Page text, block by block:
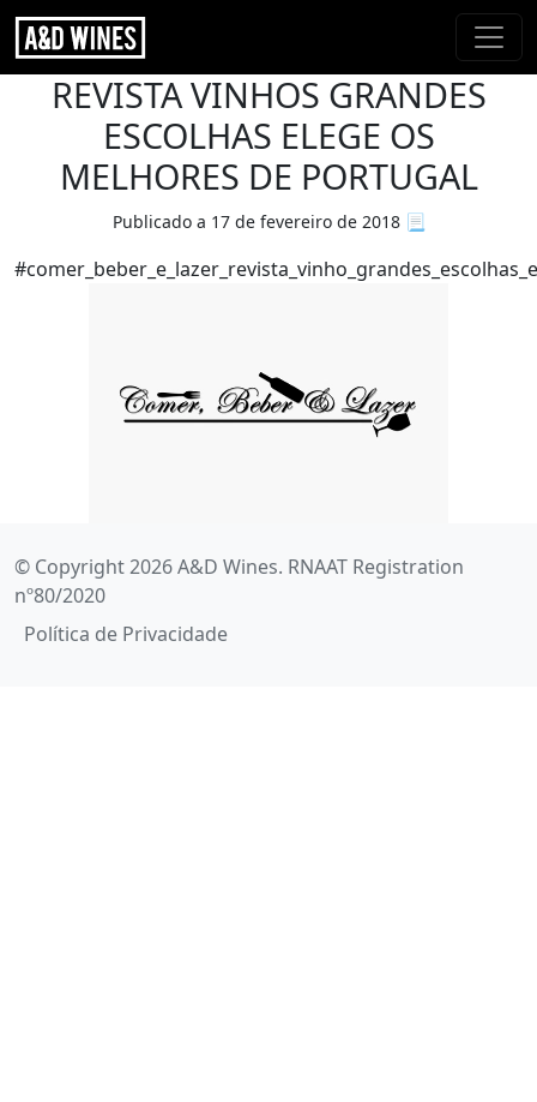
REVISTA VINHOS GRANDES
ESCOLHAS ELEGE OS
MELHORES DE PORTUGAL
Publicado a 17 de fevereiro de 2018📃
© Copyright 2026 A&D Wines. RNAAT Registration
nº80/2020
Política de Privacidade